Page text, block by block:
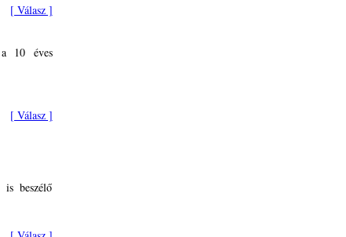
[ Válasz ]
a 10 éves
[ Válasz ]
beszélő